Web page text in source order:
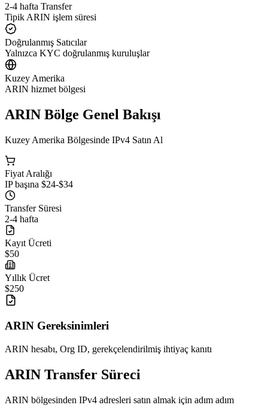
2-4 hafta Transfer
Tipik ARIN işlem süresi
Doğrulanmış Satıcılar
Yalnızca KYC doğrulanmış kuruluşlar
Kuzey Amerika
ARIN hizmet bölgesi
ARIN Bölge Genel Bakışı
Kuzey Amerika Bölgesinde IPv4 Satın Al
Fiyat Aralığı
IP başına $24-$34
Transfer Süresi
2-4 hafta
Kayıt Ücreti
$50
Yıllık Ücret
$250
ARIN Gereksinimleri
ARIN hesabı, Org ID, gerekçelendirilmiş ihtiyaç kanıtı
ARIN Transfer Süreci
ARIN bölgesinden IPv4 adresleri satın almak için adım adım